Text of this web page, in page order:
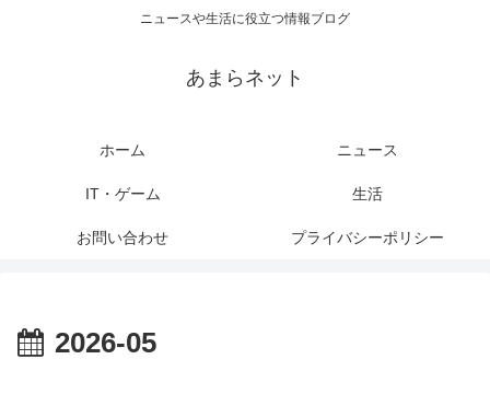
ニュースや生活に役立つ情報ブログ
あまらネット
ホーム ニュース
IT・ゲーム 生活
お問い合わせ プライバシーポリシー
2026-05